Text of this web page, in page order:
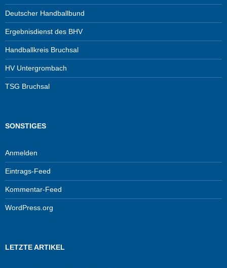
Deutscher Handballbund
Ergebnisdienst des BHV
Handballkreis Bruchsal
HV Untergrombach
TSG Bruchsal
SONSTIGES
Anmelden
Eintrags-Feed
Kommentar-Feed
WordPress.org
LETZTE ARTIKEL